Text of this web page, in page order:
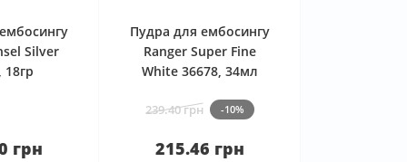
Silver
18гр
грн
Пудра для ембосингу
Ranger Super Fine
White 36678, 34мл
239.40 грн -10%
215.46 грн